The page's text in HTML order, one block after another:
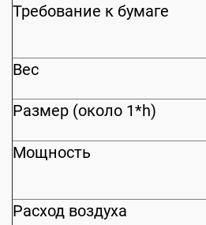
Требование к бумаге
Вес
Размер (около 1*h)
Мощность
Расход воздуха